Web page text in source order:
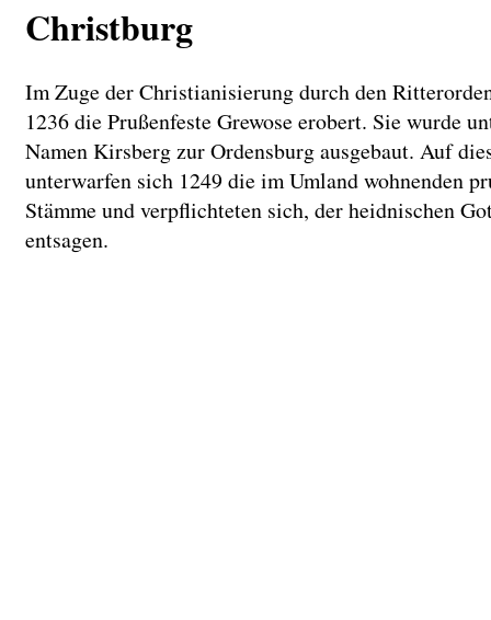
Christburg
Im Zuge der Christianisierung durch den
1236 die Prußenfeste Grewose erobert. Sie wurde
Namen Kirsberg zur Ordensburg ausgebaut. Auf
unterwarfen sich 1249 die im Umland wohnenden
Stämme und verpflichteten sich, der heidnischen
entsagen.